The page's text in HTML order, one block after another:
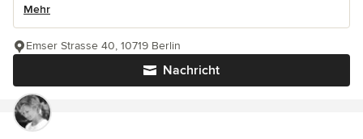
Mehr
Nachricht
Emser Strasse 40, 10719 Berlin